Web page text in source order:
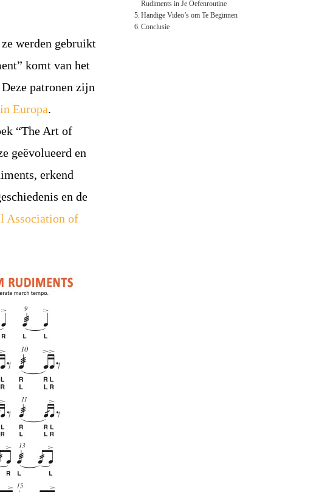
werden gebruikt
komt van het
patronen zijn
Europa.
“The Art of
geëvolueerd en
erkend
en de
Association of
Rudiments in Je Oefenroutine
Handige Video’s om Te Beginnen
Conclusie